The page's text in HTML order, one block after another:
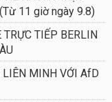
11 giờ ngày 9.8)
TRỰC TIẾP BERLIN
LIÊN MINH VỚI AfD